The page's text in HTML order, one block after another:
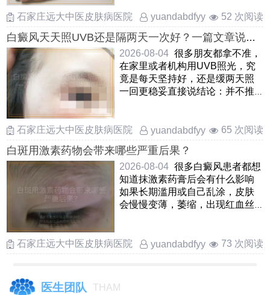
石家庄远大中医皮肤病医院
yuandabdfyy 52 次阅读
白癜风天天照UVB还是隔两天一次好？一篇文章说清
照光频率
2026-08-04 很多朋友都拿不准，
在家里或者机构用UVB照光，究
竟是每天坚持好，还是缓两天照
一回更稳妥直接说结论：并不推
石家庄远大中医皮肤病医院
yuandabdfyy 65 次阅读
白斑用激素药物会带来哪些严重后果？
2026-08-04 很多白癜风患者都想
知道抹激素药膏后会有什么影响
如果长期滥用或自己乱涂，皮肤
会慢慢变薄，萎缩，出现红血丝
石家庄远大中医皮肤病医院
yuandabdfyy 73 次阅读
医生团队 THAM